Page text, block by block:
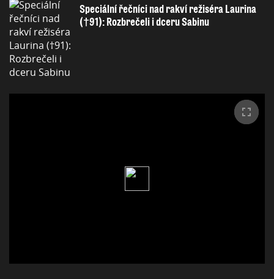
Speciální řečníci nad rakví režiséra Laurina
(†91): Rozbrečeli i dceru Sabinu